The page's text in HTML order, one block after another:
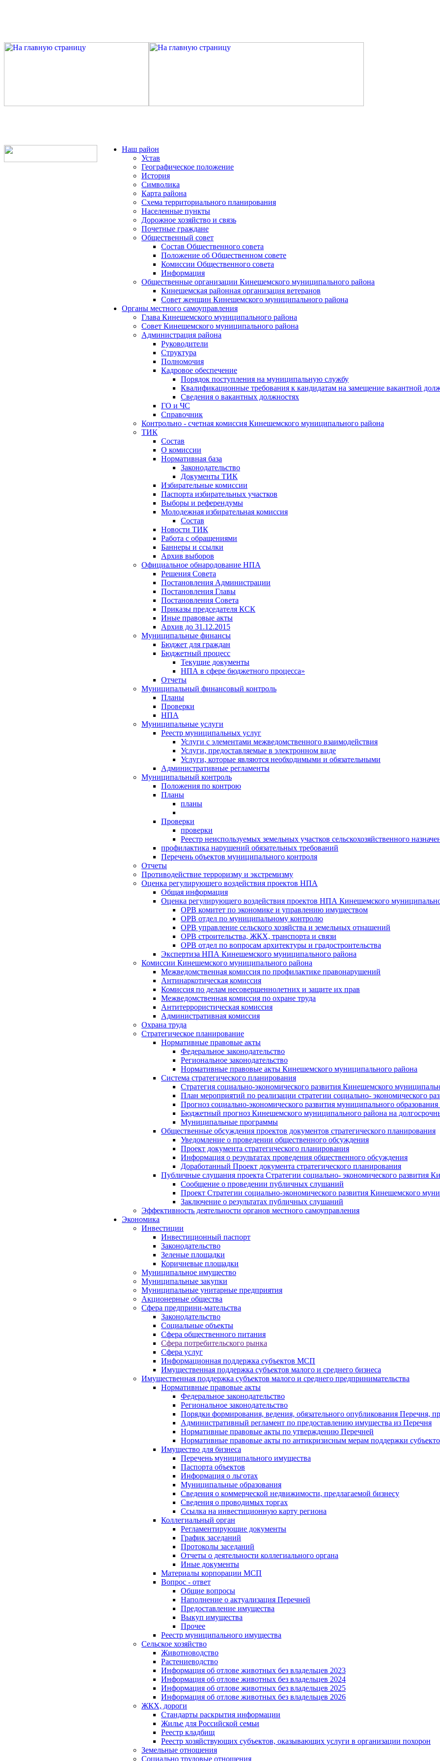
Наш район
Устав
Географическое положение
История
Символика
Карта района
Схема территориального планирования
Населенные пункты
Дорожное хозяйство и связь
Почетные граждане
Общественный совет
Состав Общественного совета
Положение об Общественном совете
Комиссии Общественного совета
Информация
Общественные организации Кинешемского муниципального района
Кинешемская районная организация ветеранов
Совет женщин Кинешемского муниципального района
Органы местного самоуправления
Глава Кинешемского муниципального района
Совет Кинешемского муниципального района
Администрация района
Руководители
Структура
Полномочия
Кадровое обеспечение
Порядок поступления на муниципальную службу
Квалификационные требования к кандидатам на замещение вакантной
Сведения о вакантных должностях
ГО и ЧС
Справочник
Контрольно - счетная комиссия Кинешемского муниципального района
ТИК
Состав
О комиссии
Нормативная база
Законодательство
Документы ТИК
Избирательные комиссии
Паспорта избирательных участков
Выборы и референдумы
Молодежная избирательная комиссия
Состав
Новости ТИК
Работа с обращениями
Баннеры и ссылки
Архив выборов
Официальное обнародование НПА
Решения Совета
Постановления Администрации
Постановления Главы
Постановления Совета
Приказы председателя КСК
Иные правовые акты
Архив до 31.12.2015
Муниципальные финансы
Бюджет для граждан
Бюджетный процесс
Текущие документы
НПА в сфере бюджетного процесса»
Отчеты
Муниципальный финансовый контроль
Планы
Проверки
НПА
Муниципальные услуги
Реестр муниципальных услуг
Услуги с элементами межведомственного взаимодействия
Услуги, предоставляемые в электронном виде
Услуги, которые являются необходимыми и обязательными
Административные регламенты
Муниципальный контроль
Положения по контрою
Планы
планы
Проверки
проверки
Реестр неиспользуемых земельных участков сельскохозяйственного
профилактика нарушений обязательных требований
Перечень объектов муниципального контроля
Отчеты
Противодействие терроризму и экстремизму
Оценка регулирующего воздействия проектов НПА
Общая информация
Оценка регулирующего воздействия проектов НПА Кинешемского
ОРВ комитет по экономике и управлению имуществом
ОРВ отдел по муниципальному контролю
ОРВ управление сельского хозяйства и земельных отнашений
ОРВ строительства, ЖКХ, транспорта и связи
ОРВ отдел по вопросам архитектуры и градостроительства
Экспертиза НПА Кинешемского муниципального района
Комиссии Кинешемского муниципального района
Межведомственная комиссия по профилактике правонарушений
Антинаркотическая комиссия
Комиссия по делам несовершеннолетних и защите их прав
Межведомственная комиссия по охране труда
Антитеррористическая комиссия
Административная комиссия
Охрана труда
Стратегическое планирование
Нормативные правовые акты
Федеральное законодательство
Региональное законодательство
Нормативные правовые акты Кинешемского муниципального района
Система стратегического планирования
Стратегия социально-экономического развития Кинешемского
План мероприятий по реализации стратегии социально- экономического
Прогноз социально-экономического развития муниципального
Бюджетный прогноз Кинешемского муниципального района на
Муниципальные программы
Общественные обсуждения проектов документов стратегического планирования
Уведомление о проведении общественного обсуждения
Проект документа стратегического планирования
Информация о результатах проведения общественного обсуждения
Доработанный Проект документа стратегического планирования
Публичные слушания проекта Стратегии социально- экономического развития
Сообщение о проведении публичных слушаний
Проект Стратегии социально-экономического развития Кинешемского
Заключение о результатах публичных слушаний
Эффективность деятельности органов местного самоуправления
Экономика
Инвестиции
Инвестиционный паспорт
Законодательство
Зеленые площадки
Коричневые площадки
Муниципальное имущество
Муниципальные закупки
Муниципальные унитарные предприятия
Акционерные общества
Сфера предприни-мательства
Законодательство
Социальные объекты
Сфера общественного питания
Сфера потребительского рынка
Сфера услуг
Информационная поддержка субъектов МСП
Имущественная поддержка субъектов малого и среднего бизнеса
Имущественная поддержка субъектов малого и среднего предпринимательства
Нормативные правовые акты
Федеральное законодательство
Региональное законодательство
Порядки формирования, ведения, обязательного опубликования Перечня,
Административный регламент по предоставлению имущества из Перечня
Нормативные правовые акты по утверждению Перечней
Нормативные правовые акты по антикризисным мерам поддержки
Имущество для бизнеса
Перечень муниципального имущества
Паспорта объектов
Информация о льготах
Муниципальные образования
Сведения о коммерческой недвижимости, предлагаемой бизнесу
Сведения о проводимых торгах
Ссылка на инвестиционную карту региона
Коллегиальный орган
Регламентирующие документы
График заседаний
Протоколы заседаний
Отчеты о деятельности коллегиального органа
Иные документы
Материалы корпорации МСП
Вопрос - ответ
Общие вопросы
Наполнение о актуализация Перечней
Предоставление имущества
Выкуп имущества
Прочее
Реестр муниципального имущества
Сельское хозяйство
Животноводство
Растениеводство
Информация об отлове животных без владельцев 2023
Информация об отлове животных без владельцев 2024
Информация об отлове животных без владельцев 2025
Информация об отлове животных без владельцев 2026
ЖКХ, дороги
Стандарты раскрытия информации
Жилье для Российской семьи
Реестр кладбищ
Реестр хозяйствующих субъектов, оказывающих услуги в организации похорон
Земельные отношения
Социально трудовые отношения